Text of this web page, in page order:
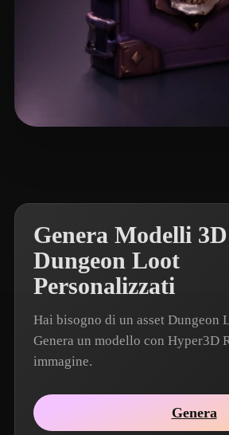
Genera Modelli 3D
Dungeon Loot
Personalizzati
Hai bisogno di un asset Dungeon
Genera un modello con Hyper3D
immagine.
Genera